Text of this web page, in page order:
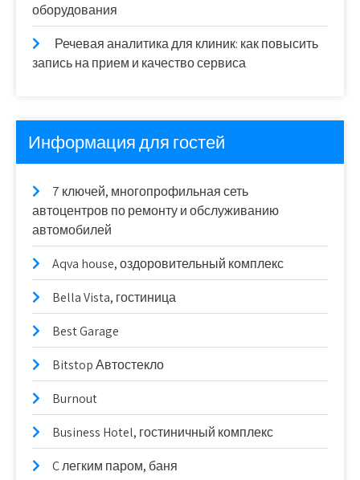
оборудования
Речевая аналитика для клиник: как повысить
запись на прием и качество сервиса
Информация для гостей
7 ключей, многопрофильная сеть
автоцентров по ремонту и обслуживанию
автомобилей
Aqva house, оздоровительный комплекс
Bella Vista, гостиница
Best Garage
Bitstop Автостекло
Burnout
Business Hotel, гостиничный комплекс
C легким паром, баня